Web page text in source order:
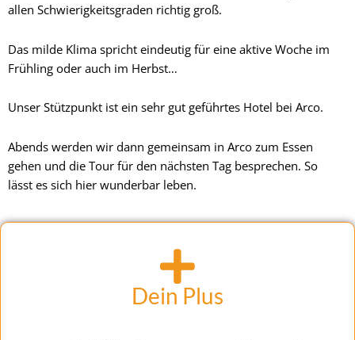
allen Schwierigkeitsgraden richtig groß.
Das milde Klima spricht eindeutig für eine aktive Woche im
Frühling oder auch im Herbst…
Unser Stützpunkt ist ein sehr gut geführtes Hotel bei Arco.
Abends werden wir dann gemeinsam in Arco zum Essen
gehen und die Tour für den nächsten Tag besprechen. So
lässt es sich hier wunderbar leben.
Dein Plus